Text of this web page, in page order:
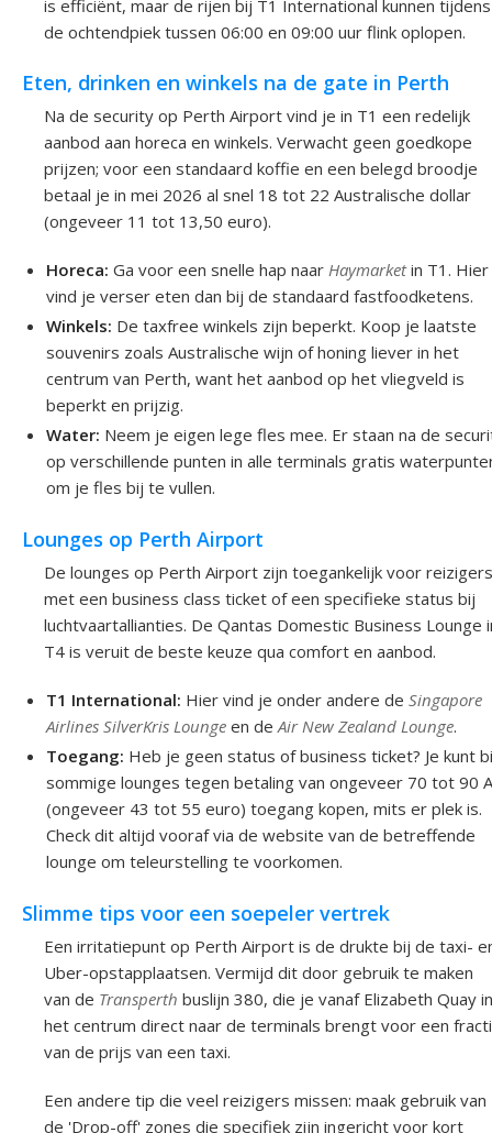
is efficiënt, maar de rijen bij T1 International kunnen tijdens
de ochtendpiek tussen 06:00 en 09:00 uur flink oplopen.
Eten, drinken en winkels na de gate in Perth
Na de security op Perth Airport vind je in T1 een redelijk
aanbod aan horeca en winkels. Verwacht geen goedkope
prijzen; voor een standaard koffie en een belegd broodje
betaal je in mei 2026 al snel 18 tot 22 Australische dollar
(ongeveer 11 tot 13,50 euro).
Horeca: Ga voor een snelle hap naarHaymarketin T1. Hier
vind je verser eten dan bij de standaard fastfoodketens.
Winkels: De taxfree winkels zijn beperkt. Koop je laatste
souvenirs zoals Australische wijn of honing liever in het
centrum van Perth, want het aanbod op het vliegveld is
beperkt en prijzig.
Water: Neem je eigen lege fles mee. Er staan na de
op verschillende punten in alle terminals gratis
om je fles bij te vullen.
Lounges op Perth Airport
De lounges op Perth Airport zijn toegankelijk voor reizigers
met een business class ticket of een specifieke status bij
luchtvaartallianties. De Qantas Domestic Business Lounge
T4 is veruit de beste keuze qua comfort en aanbod.
T1 International: Hier vind je onder andere deSingapore
Airlines SilverKris Lounge en deAir New Zealand Lounge.
Toegang: Heb je geen status of business ticket? Je kunt
sommige lounges tegen betaling van ongeveer 70 tot 90
(ongeveer 43 tot 55 euro) toegang kopen, mits er plek is.
Check dit altijd vooraf via de website van de betreffende
lounge om teleurstelling te voorkomen.
Slimme tips voor een soepeler vertrek
Een irritatiepunt op Perth Airport is de drukte bij de taxi-
Uber-opstapplaatsen. Vermijd dit door gebruik te maken
van de Transperth buslijn 380, die je vanaf Elizabeth Quay in
het centrum direct naar de terminals brengt voor een
van de prijs van een taxi.
Een andere tip die veel reizigers missen: maak gebruik van
de 'Drop-off' zones die specifiek zijn ingericht voor kort